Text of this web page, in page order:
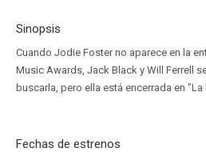
Sinopsis
Cuando Jodie Foster no aparece en la
Music Awards, Jack Black y Will Ferrell
buscarla, pero ella está encerrada en
Fechas de estrenos